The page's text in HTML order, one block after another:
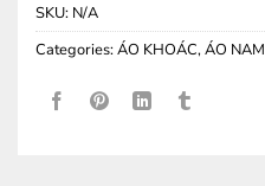
SKU: N/A
Categories:ÁO KHOÁC,ÁO NAM